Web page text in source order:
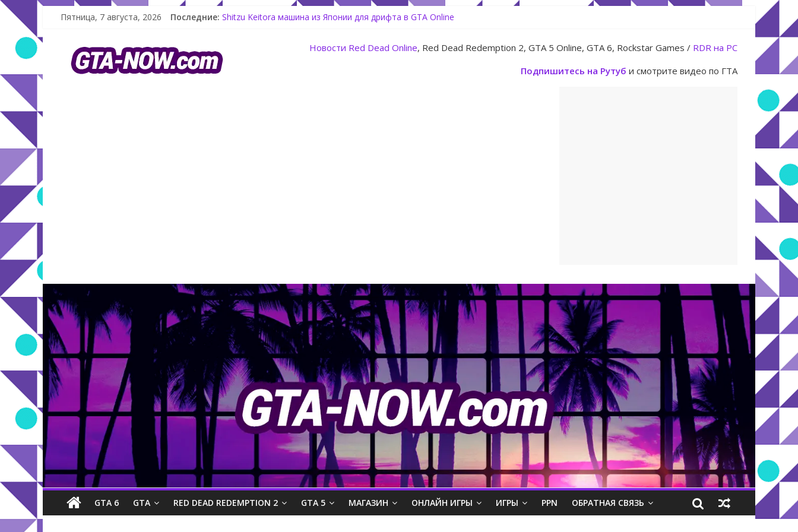
Пятница, 7 августа, 2026 Последние:
Как создать аккаунт Rockstar Games Social Club инструкция
Shitzu Keitora машина из Японии для дрифта в GTA Online
GTA Online: Rockstar запускает программу Fine Art Collector с наградами
Летнее обновление для GTA 5 Online The Kortz Center Heist
Новости Red Dead Online, Red Dead Redemption 2, GTA 5 Online, GTA 6, Rockstar Games / RDR на PC
Подпишитесь на Рутуб и смотрите видео по ГТА
GTA 6 GTA RED DEAD REDEMPTION 2 GTA 5 МАГАЗИН ОНЛАЙН ИГРЫ ИГРЫ PPN ОБРАТНАЯ СВЯЗЬ